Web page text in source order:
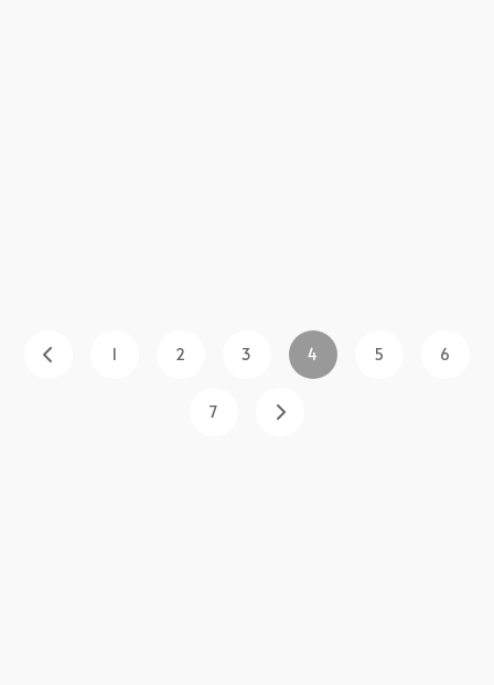
1 2 3 4 5 6
7